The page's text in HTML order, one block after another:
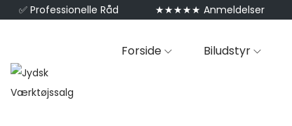
✅ Professionelle Råd ★★★★★ Anmeldelser
Forside Biludstyr